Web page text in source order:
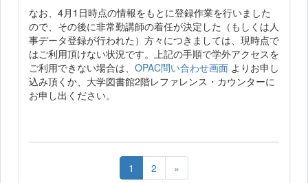
なお、4月1日時点の情報をもとに登録作業を行いました
ので、その後に非常勤講師の着任が決定した（もしくは人
事データ登録が行われた）方々につきましては、現時点で
はご利用頂けない状況です。上記の手順で学外アクセスを
ご利用できない場合は、 OPAC問い合わせ画面 よりお申し
込み頂くか、大学図書館2階レファレンス・カウンターに
お申し出ください。
1 2 »